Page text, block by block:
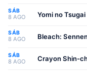
SÁB
8 AGO Yomi no Tsugai
SÁB
8 AGO Bleach:
SÁB
8 AGO Crayon Shin-